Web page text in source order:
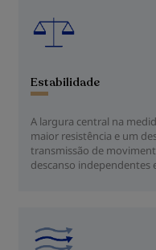
Estabilidade
A largura central na
maior resistência e um
transmissão de
descanso independentes